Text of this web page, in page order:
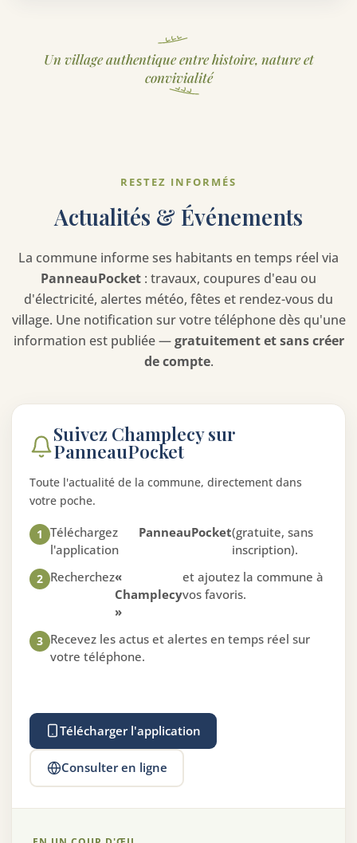
Un village authentique entre histoire, nature et
convivialité
RESTEZ INFORMÉS
Actualités & Événements
La commune informe ses habitants en temps réel via
PanneauPocket : travaux, coupures d'eau ou
d'électricité, alertes météo, fêtes et rendez-vous du
village. Une notification sur votre téléphone dès qu'une
information est publiée —gratuitement et sans créer
de compte.
Suivez Champlecy sur
PanneauPocket
Toute l'actualité de la commune, directement dans
votre poche.
1 Téléchargez
l'application
PanneauPocket(gratuite, sans
inscription).
2 Recherchez«
Champlecy
»
et ajoutez la commune à
vos favoris.
3 Recevez les actus et alertes en temps réel sur
votre téléphone.
Télécharger l'application
Consulter en ligne